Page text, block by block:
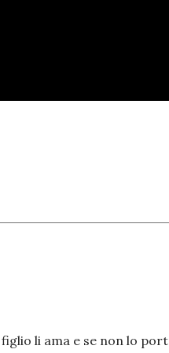
li ama e se non lo